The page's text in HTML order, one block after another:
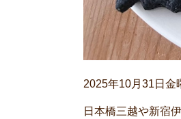
2025年10月31日金
日本橋三越や新宿